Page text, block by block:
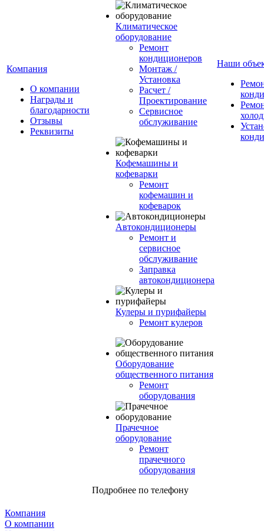
Компания
О компании
Награды и
благодарности
Отзывы
Реквизиты
Климатическое
оборудование
Ремонт
кондиционеров
Монтаж /
Установка
Расчет /
Проектирование
Сервисное
обслуживание
Кофемашины и
кофеварки
Ремонт
кофемашин и
кофеварок
Автокондиционеры
Ремонт и
сервисное
обслуживание
Заправка
автокондиционера
Кулеры и пурифайеры
Ремонт кулеров
Оборудование
общественного питания
Ремонт
оборудования
Прачечное
оборудование
Ремонт
прачечного
оборудования
Подробнее по телефону
Наши
Компания
О компании